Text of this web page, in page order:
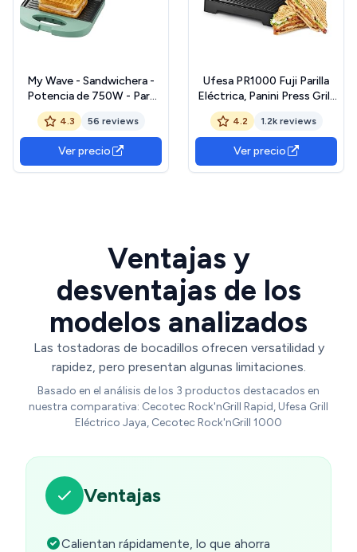
My Wave - Sandwichera -
Potencia de 750W - Para
Todo Tipo de Alimentos -
Apertura de 90º - Parrilla
Eléctrica con Placas
Antiadherentes - Medidas:
22,5 x 14 cm
4.3 56 reviews
Ver precio
Ufesa PR1000 Fuji Parilla
Eléctrica, Panini Press Grill,
1000W, Placas
Antiadherentes, Apertura
180º, Asa Toque Frio, Color
Rojo
4.2 1.2k reviews
Ver precio
Ventajas y
desventajas de los
modelos analizados
Las tostadoras de bocadillos ofrecen versatilidad y
rapidez, pero presentan algunas limitaciones.
Basado en el análisis de los 3 productos destacados en
nuestra comparativa: Cecotec Rock'nGrill Rapid, Ufesa Grill
Eléctrico Jaya, Cecotec Rock'nGrill 1000
Ventajas
Calientan rápidamente, lo que ahorra